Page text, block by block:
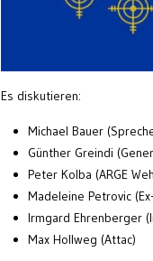
Es diskutieren:
Michael Bauer
Günther Greindi
Peter Kolba (ARGE
Madeleine Petrovic
Irmgard Ehrenberger
Max Hollweg (Attac)